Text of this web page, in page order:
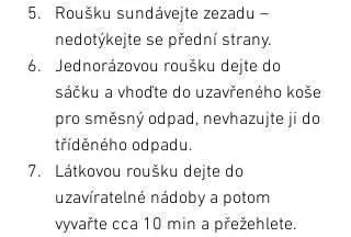
Roušku sundávejte zezadu –
nedotýkejte se přední strany.
Jednorázovou roušku dejte do
sáčku a vhoďte do uzavřeného koše
pro směsný odpad, nevhazujte ji do
tříděného odpadu.
Látkovou roušku dejte do
uzavíratelné nádoby a potom
vyvařte cca 10 min a přežehlete.